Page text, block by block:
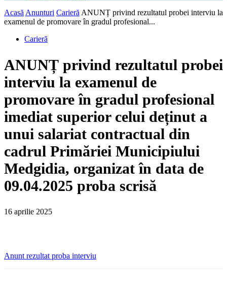
Acasă Anunturi Carieră ANUNȚ privind rezultatul probei interviu la
examenul de promovare în gradul profesional...
Carieră
ANUNȚ privind rezultatul probei
interviu la examenul de
promovare în gradul profesional
imediat superior celui deținut a
unui salariat contractual din
cadrul Primăriei Municipiului
Medgidia, organizat în data de
09.04.2025 proba scrisă
16 aprilie 2025
Anunt rezultat proba interviu